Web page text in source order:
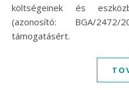
költségeinek és
(azonosító: BGA/
támogatásért.